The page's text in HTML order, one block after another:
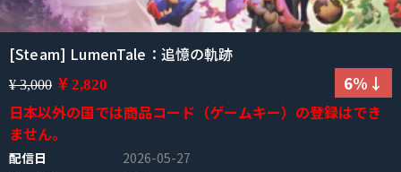
[Steam] LumenTale：追憶の軌跡
¥ 3,000 ¥ 2,820 6%↓
日本以外の国では商品コード（ゲームキー）の登録はでき
ません。
配信日
2026-05-27